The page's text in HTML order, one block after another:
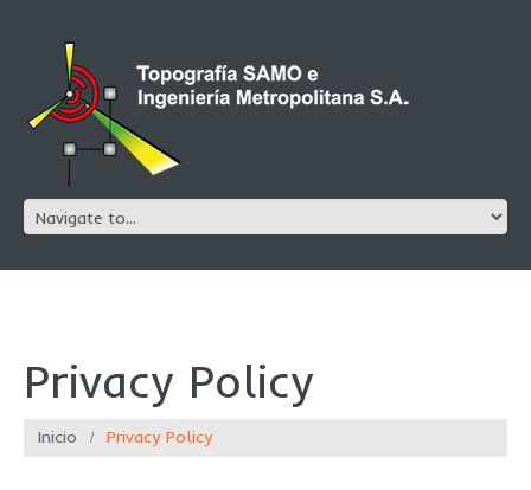
Privacy Policy
Inicio Privacy Policy